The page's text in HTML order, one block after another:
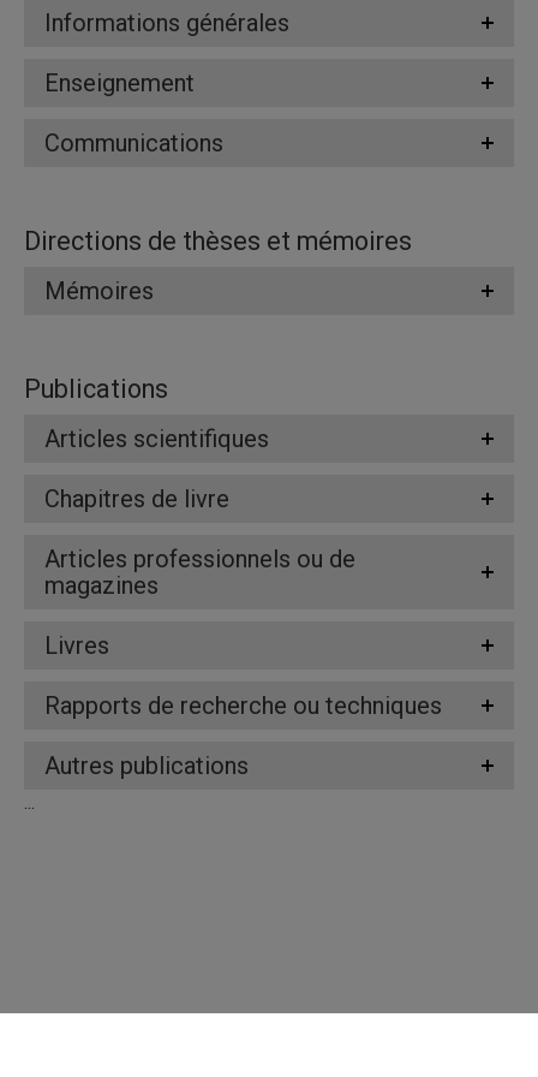
Informations générales
Enseignement
Communications
Directions de thèses et mémoires
Mémoires
Publications
Articles scientifiques
Chapitres de livre
Articles professionnels ou de
magazines
Livres
Rapports de recherche ou techniques
Autres publications
...